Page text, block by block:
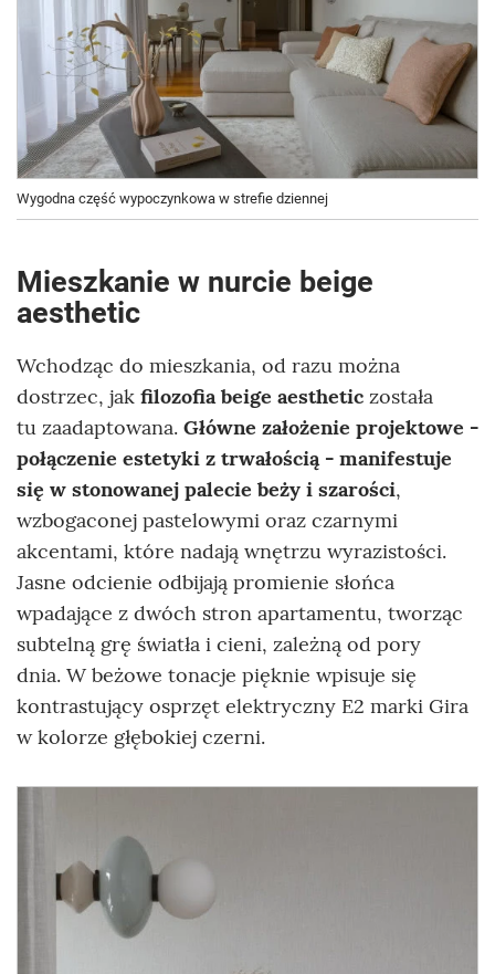
Wygodna część wypoczynkowa w strefie dziennej
Mieszkanie w nurcie beige
aesthetic
Wchodząc do mieszkania, od razu można
dostrzec, jak filozofia beige aesthetic została
tu zaadaptowana. Główne założenie projektowe -
połączenie estetyki z trwałością - manifestuje
się w stonowanej palecie beży i szarości,
wzbogaconej pastelowymi oraz czarnymi
akcentami, które nadają wnętrzu wyrazistości.
Jasne odcienie odbijają promienie słońca
wpadające z dwóch stron apartamentu, tworząc
subtelną grę światła i cieni, zależną od pory
dnia. W beżowe tonacje pięknie wpisuje się
kontrastujący osprzęt elektryczny E2 marki Gira
w kolorze głębokiej czerni.